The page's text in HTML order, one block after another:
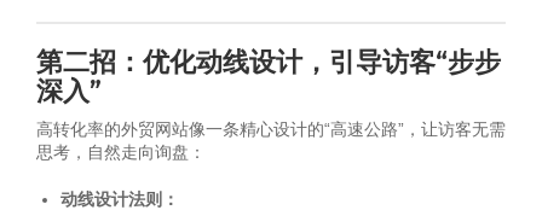
第二招：优化动线设计，引导访客“步步
深入”
高转化率的外贸网站像一条精心设计的“高速公路”，让访客无需
思考，自然走向询盘：
动线设计法则：